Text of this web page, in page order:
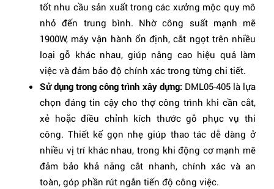
tốt nhu cầu sản xuất trong các xưởng mộc quy mô
nhỏ đến trung bình. Nhờ công suất mạnh mẽ
1900W, máy vận hành ổn định, cắt ngọt trên nhiều
loại gỗ khác nhau, giúp nâng cao hiệu quả làm
việc và đảm bảo độ chính xác trong từng chi tiết.
Sử dụng trong công trình xây dựng: DML05-405 là lựa
chọn đáng tin cậy cho thợ công trình khi cần cắt,
xẻ hoặc điều chỉnh kích thước gỗ phục vụ thi
công. Thiết kế gọn nhẹ giúp thao tác dễ dàng ở
nhiều vị trí khác nhau, trong khi động cơ mạnh mẽ
đảm bảo khả năng cắt nhanh, chính xác và an
toàn, góp phần rút ngắn tiến độ công việc.